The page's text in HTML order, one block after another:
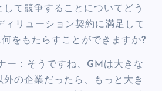
して競争することについてどう
ィリューション契約に満足して
をもたらすことができますか?
ー：そうですね、GMは大きな
の企業だったら、もっと大き